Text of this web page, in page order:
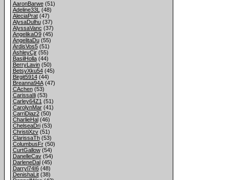
AaronBarwe(51)
Adeline33L (48)
AleciaPrat(47)
AlysaDulhu(37)
AlyssaVanc (37)
AngelikaO9(45)
AngelitaDu(55)
ArdisVos5(51)
AshleyCjr(55)
BasilHolla(44)
BerryLavin(50)
BetsyXku54(45)
Birgit5914(44)
Breanna94A(47)
CAchen(53)
CarissaIli(53)
Carley64Z1 (51)
CarolynMar(41)
CarriDiaz2(50)
CharlieHal(46)
ChelseaDri(53)
ChristiXzv(51)
ClarissaTh(53)
ColumbusFr(50)
CurtGallow(54)
DanelleCav(54)
DarleneDal(45)
Darryl74I6(48)
DenishaLit(38)